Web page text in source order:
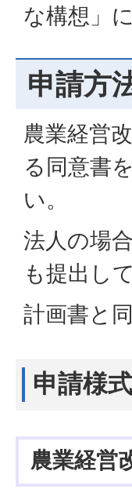
な構想」
申請方
農業経営
る同意書
い。
法人の場
も提出し
計画書と
申請様式
農業経営